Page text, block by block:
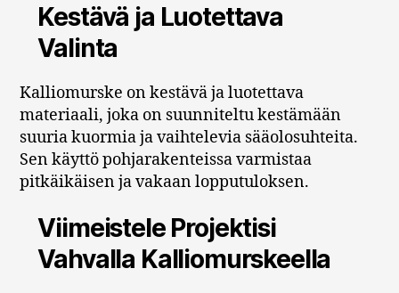
Kestävä ja Luotettava
Valinta
Kalliomurske on kestävä ja luotettava
materiaali, joka on suunniteltu kestämään
suuria kuormia ja vaihtelevia sääolosuhteita.
Sen käyttö pohjarakenteissa varmistaa
pitkäikäisen ja vakaan lopputuloksen.
Viimeistele Projektisi
Vahvalla Kalliomurskeella